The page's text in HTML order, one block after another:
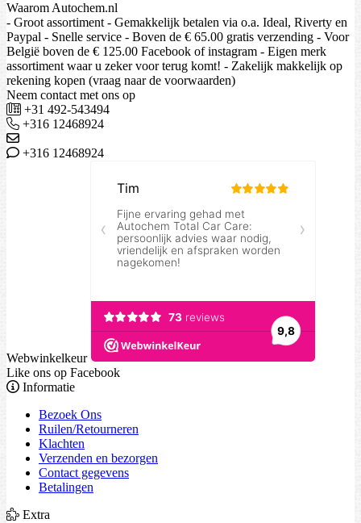
Waarom Autochem.nl
- Groot assortiment - Gemakkelijk betalen via o.a. Ideal, Riverty en
Paypal - Snelle service - Boven de € 65.00 gratis verzending - Voor
België boven de € 125.00 Facebook of instagram - Eigen merk
assortiment waar u zeker voor terug komt! - Zakelijk makkelijk op
rekening kopen (vraag naar de voorwaarden)
Neem contact met ons op
+31 492-543494
+316 12468924
+316 12468924
Webwinkelkeur
Like ons op Facebook
Informatie
Bezoek Ons
Ruilen/Retourneren
Klachten
Verzenden en bezorgen
Contact gegevens
Betalingen
Extra